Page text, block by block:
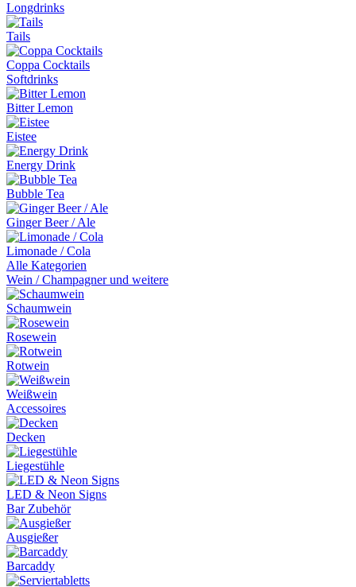
Longdrinks
Tails
Coppa Cocktails
Softdrinks
Bitter Lemon
Eistee
Energy Drink
Bubble Tea
Ginger Beer / Ale
Limonade / Cola
Alle Kategorien
Wein / Champagner und weitere
Schaumwein
Rosewein
Rotwein
Weißwein
Accessoires
Decken
Liegestühle
LED & Neon Signs
Bar Zubehör
Ausgießer
Barcaddy